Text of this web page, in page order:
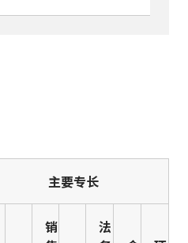
主要专长
销
法